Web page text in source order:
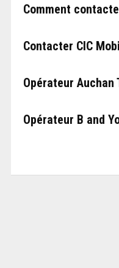
Comment
Contacter CIC
Opérateur Auchan
Opérateur B and